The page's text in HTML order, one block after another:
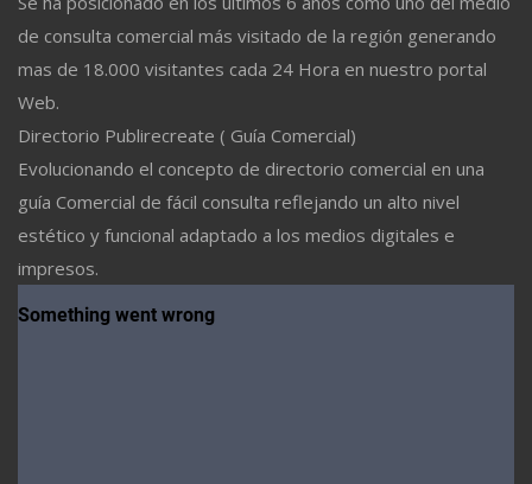
de consulta comercial más visitado de la región generando
mas de 18.000 visitantes cada 24 Hora en nuestro portal
Web.
Directorio Publirecreate ( Guía Comercial)
Evolucionando el concepto de directorio comercial en una
guía Comercial de fácil consulta reflejando un alto nivel
estético y funcional adaptado a los medios digitales e
impresos.